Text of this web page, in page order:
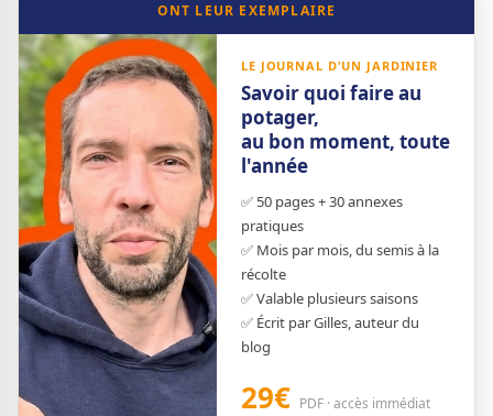
ONT LEUR EXEMPLAIRE
LE JOURNAL D'UN JARDINIER
Savoir quoi faire au
potager,
au bon moment, toute
l'année
✅ 50 pages + 30 annexes
pratiques
✅ Mois par mois, du semis à la
récolte
✅ Valable plusieurs saisons
✅ Écrit par Gilles, auteur du
blog
29€ PDF · accès immédiat